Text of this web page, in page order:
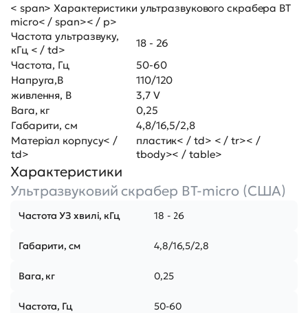
< span> Характеристики ультразвукового скрабера BT
micro< / span>< / p>
Частота ультразвуку,
кГц < / td>
18 - 26
Частота, Гц
50-60
Напруга,В
110/120
живлення, В
3,7 V
Вага, кг
0,25
Габарити, см
4,8/16,5/2,8
Матеріал корпусу< /
td>
пластик< / td> < / tr>< /
tbody>< / table>
Характеристики
Ультразвуковий скрабер BT-micro (США)
Частота УЗ хвилі, кГц 18 - 26
Габарити, см 4,8/16,5/2,8
Вага, кг 0,25
Частота, Гц 50-60